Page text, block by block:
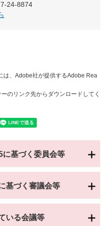
24-8874
は、Adobe社が提供するAdobe Rea
のリンク先からダウンロードしてく
に基づく委員会等
基づく審議会等
いる会議等